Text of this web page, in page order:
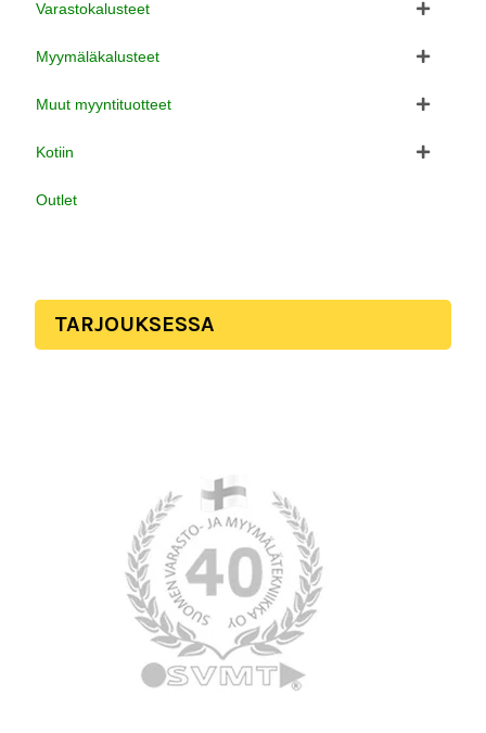
Varastokalusteet
Myymäläkalusteet
Muut myyntituotteet
Kotiin
Outlet
TARJOUKSESSA